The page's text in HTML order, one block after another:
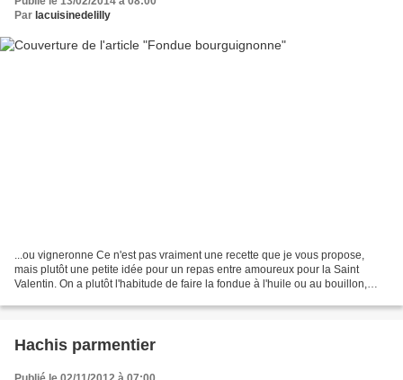
Par lacuisinedelilly
...ou vigneronne Ce n'est pas vraiment une recette que je vous propose,
mais plutôt une petite idée pour un repas entre amoureux pour la Saint
Valentin. On a plutôt l'habitude de faire la fondue à l'huile ou au bouillon,
Hachis parmentier